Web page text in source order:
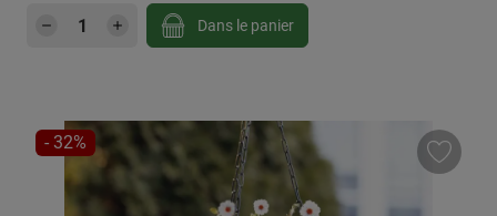
Quantité de produit : Entrez la quantité
Dans le panier
RÉDUCTION
- 32%